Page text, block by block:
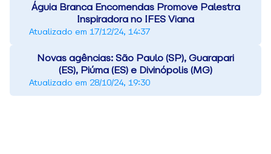
Águia Branca Encomendas Promove Palestra
Inspiradora no IFES Viana
Atualizado em 17/12/24, 14:37
Novas agências: São Paulo (SP), Guarapari
(ES), Piúma (ES) e Divinópolis (MG)
Atualizado em 28/10/24, 19:30